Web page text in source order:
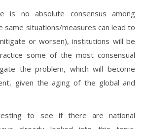
is no absolute consensus among
same situations/measures can lead to
or worsen), institutions will be
some of the most consensual
the problem, which will become
given the aging of the global and
to see if there are national